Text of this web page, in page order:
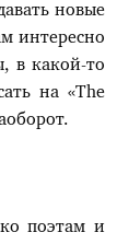
новые
интересно
в какой-то
на «The
поэтам и